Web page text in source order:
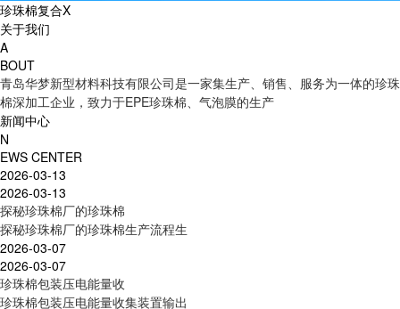
珍珠棉复合X
关于我们
A
BOUT
青岛华梦新型材料科技有限公司是一家集生产、销售、服务为一体的珍珠
棉深加工企业，致力于EPE珍珠棉、气泡膜的生产
新闻中心
N
EWS CENTER
2026-03-13
2026-03-13
探秘珍珠棉厂的珍珠棉
探秘珍珠棉厂的珍珠棉生产流程生
2026-03-07
2026-03-07
珍珠棉包装压电能量收
珍珠棉包装压电能量收集装置输出